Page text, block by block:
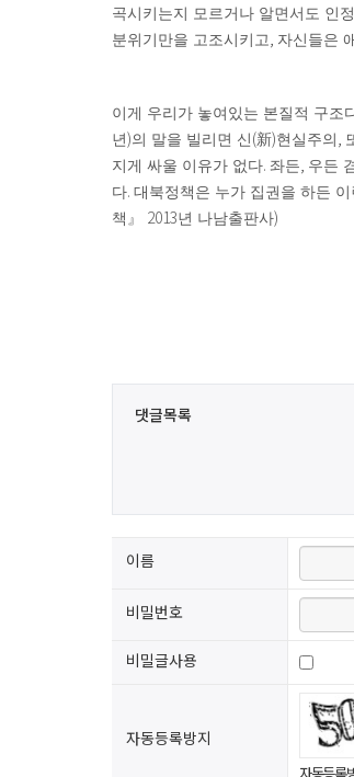
곡시키는지 모르거나 알면서도 인
분위기만을 고조시키고, 자신들은
이게 우리가 놓여있는 본질적 구조
년)의 말을 빌리면 신 (新)현실주의 ,
지게 싸울 이유가 없다. 좌든, 우든
다. 대북정책은 누가 집권을 하든
책 』 2013년 나남출판사)
댓글목록
이름
비밀번호
비밀글사용
자동등록방지